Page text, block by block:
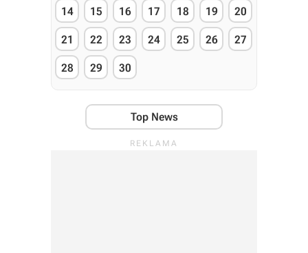
14 15 16 17 18 19 20
21 22 23 24 25 26 27
28 29 30
Top News